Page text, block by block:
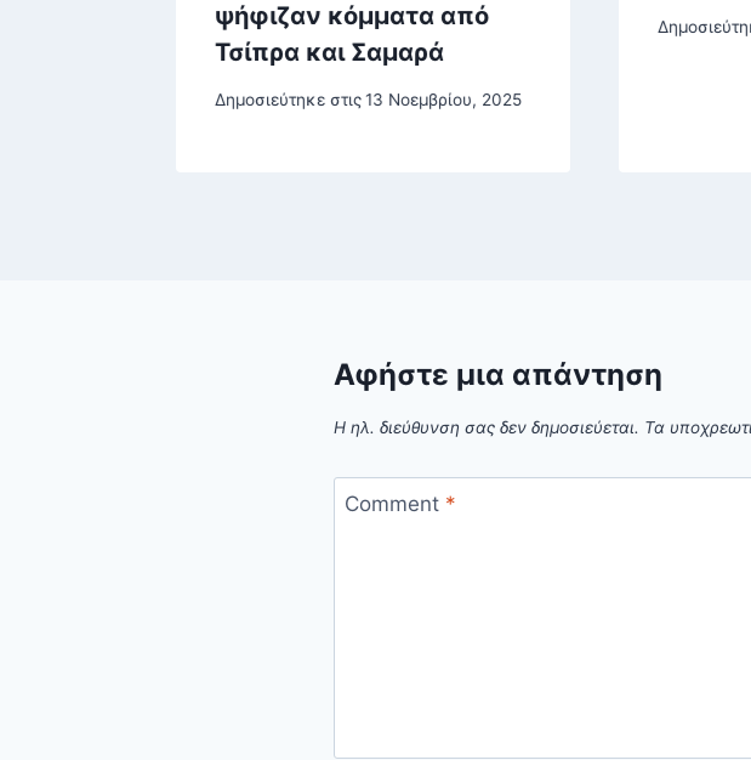
ψήφιζαν κόμματα από
Τσίπρα και Σαμαρά
Δημοσιεύτηκε στις13 Νοεμβρίου, 2025
Αφήστε μια απάντηση
Η ηλ. διεύθυνση σας δεν δημοσιεύεται. Τα
Comment *